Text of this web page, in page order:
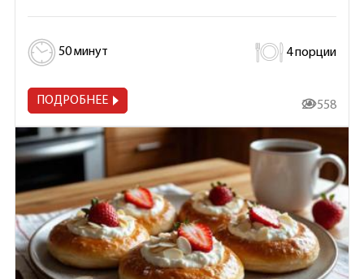
50 минут 4 порции
ПОДРОБНЕЕ 29 558